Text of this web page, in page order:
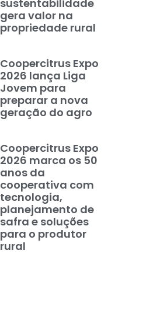
sustentabilidade
gera valor na
propriedade rural
Coopercitrus Expo
2026 lança Liga
Jovem para
preparar a nova
geração do agro
Coopercitrus Expo
2026 marca os 50
anos da
cooperativa com
tecnologia,
planejamento de
safra e soluções
para o produtor
rural